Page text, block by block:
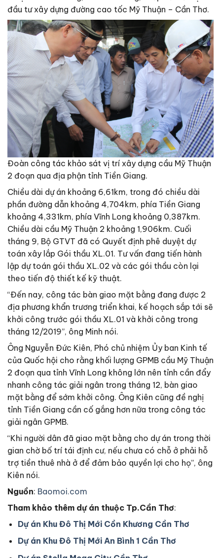
đầu tư xây dựng đường cao tốc Mỹ Thuận – Cần Thơ.
Đoàn công tác khảo sát vị trí xây dựng cầu Mỹ Thuận
2 đoạn qua địa phận tỉnh Tiền Giang.
Chiều dài dự án khoảng 6,61km, trong đó chiều dài
phần đường dẫn khoảng 4,704km, phía Tiền Giang
khoảng 4,331km, phía Vĩnh Long khoảng 0,387km.
Chiều dài cầu Mỹ Thuận 2 khoảng 1,906km. Cuối
tháng 9, Bộ GTVT đã có Quyết định phê duyệt dự
toán xây lắp Gói thầu XL.01. Tư vấn đang tiến hành
lập dự toán gói thầu XL.02 và các gói thầu còn lại
theo tiến độ thiết kế kỹ thuật.
“Đến nay, công tác bàn giao mặt bằng đang được 2
địa phương khẩn trương triển khai, kế hoạch sắp tới sẽ
khởi công trước gói thầu XL.01 và khởi công trong
tháng 12/2019”, ông Minh nói.
Ông Nguyễn Đức Kiên, Phó chủ nhiệm Ủy ban Kinh tế
của Quốc hội cho rằng khối lượng GPMB cầu Mỹ Thuận
2 đoạn qua tỉnh Vĩnh Long không lớn nên tỉnh cần đẩy
nhanh công tác giải ngân trong tháng 12, bàn giao
mặt bằng để sớm khởi công. Ông Kiên cũng đề nghị
tỉnh Tiền Giang cần cố gắng hơn nữa trong công tác
giải ngân GPMB.
“Khi người dân đã giao mặt bằng cho dự án trong thời
gian chờ bố trí tái định cư, nếu chưa có chỗ ở phải hỗ
trợ tiền thuê nhà ở để đảm bảo quyền lợi cho họ”, ông
Kiên nói.
Nguồn: Baomoi.com
Tham khảo thêm dự án thuộc Tp.Cần Thơ:
Dự án Khu Đô Thị Mới Cồn Khương Cần Thơ
Dự án Khu Đô Thị Mới An Bình 1 Cần Thơ